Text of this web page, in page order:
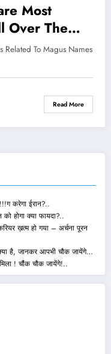
Most
Over The
Related To Magus Names
Read More
करेगा ईरान?..
होगा क्या फायदा?..
ख़त्म हो गया – अर्चना पूरन
है, जानकर आपभी चौक जायेंगे…
! चौंक चौक जायेंगे!..